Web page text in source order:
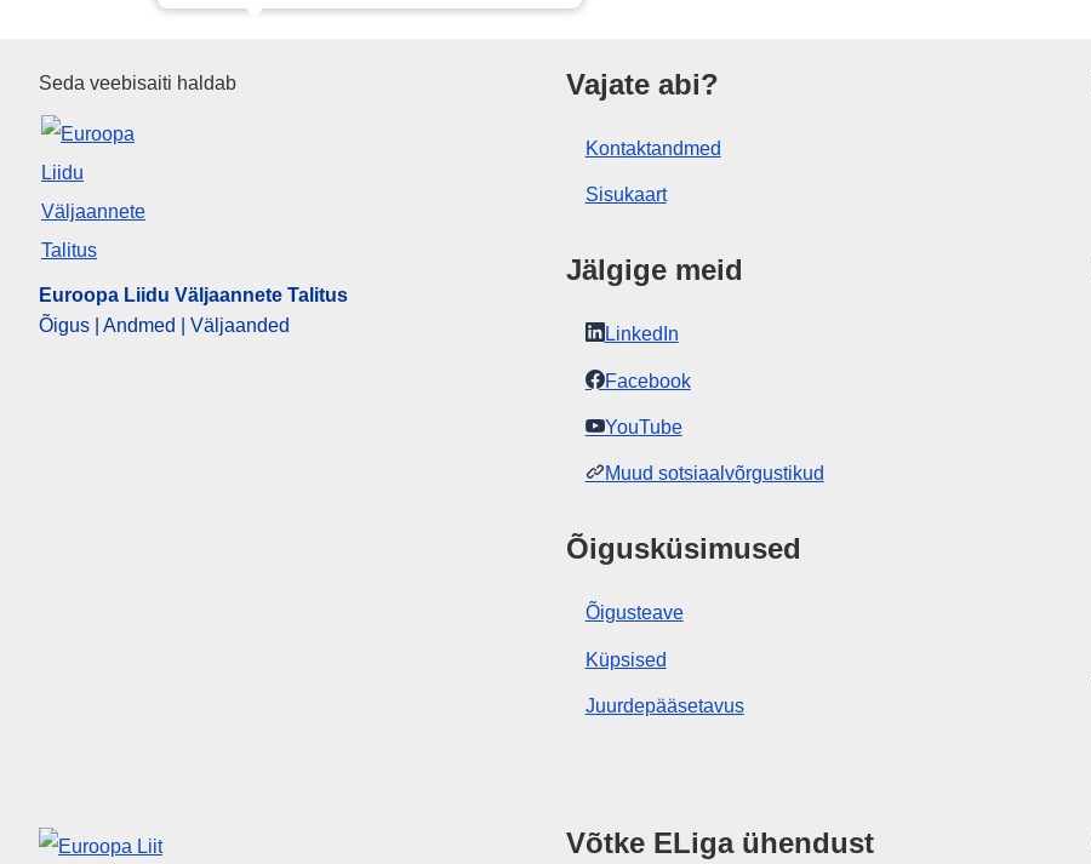
Euroopa Liidu Väljaannete Talitus
Seda veebisaiti haldab
Euroopa Liidu Väljaannete Talitus
Õigus | Andmed | Väljaanded
Vajate abi?
Kontaktandmed
Sisukaart
Jälgige meid
LinkedIn
Facebook
YouTube
Muud sotsiaalvõrgustikud
Õigusküsimused
Õigusteave
Küpsised
Juurdepääsetavus
Euroopa Liit Võtke ELiga ühendust